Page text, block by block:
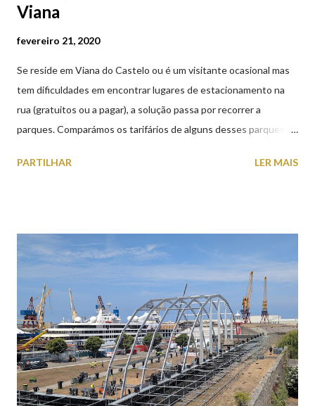
Viana
fevereiro 21, 2020
Se reside em Viana do Castelo ou é um visitante ocasional mas
tem dificuldades em encontrar lugares de estacionamento na
rua (gratuitos ou a pagar), a solução passa por recorrer a
parques. Comparámos os tarifários de alguns desses parques de
subterrâneos) perto do centro da cidade (entenda-se por
subterrâneos. O Parque da Estação Viana Shopping é grátis de
2ª a 5ª feira a partir das 20:00 (DIAS ÚTEIS)
PARTILHAR LER MAIS